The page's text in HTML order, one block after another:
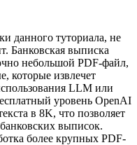
данного туториала, не
Банковская выписка
небольшой PDF-файл,
которые извлечет
LLM или
уровень OpenAI
в 8K, что позволяет
выписок.
более крупных PDF-